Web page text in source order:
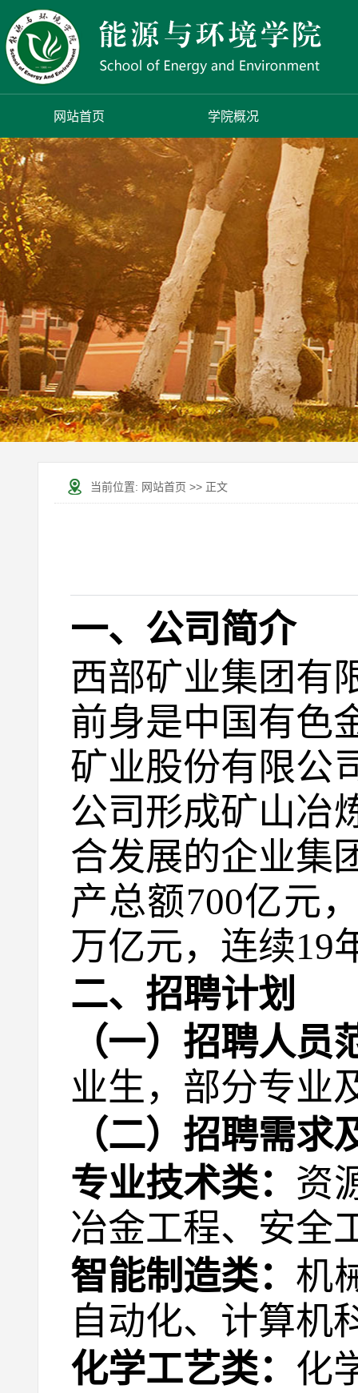
网站首页 学院概况
当前位置: 网站首页 >> 正文
一、公司简介
西部矿业集团有
前身是中国有色
矿业股份有限公
公司形成矿山冶
合发展的企业集
产总额700亿元
万亿元，连续19
二、招聘计划
（一）招聘人员
业生，部分专业
（二）招聘需求
专业技术类： 资
冶金工程、安全
智能制造类： 机
自动化、计算机
化学工艺类： 化